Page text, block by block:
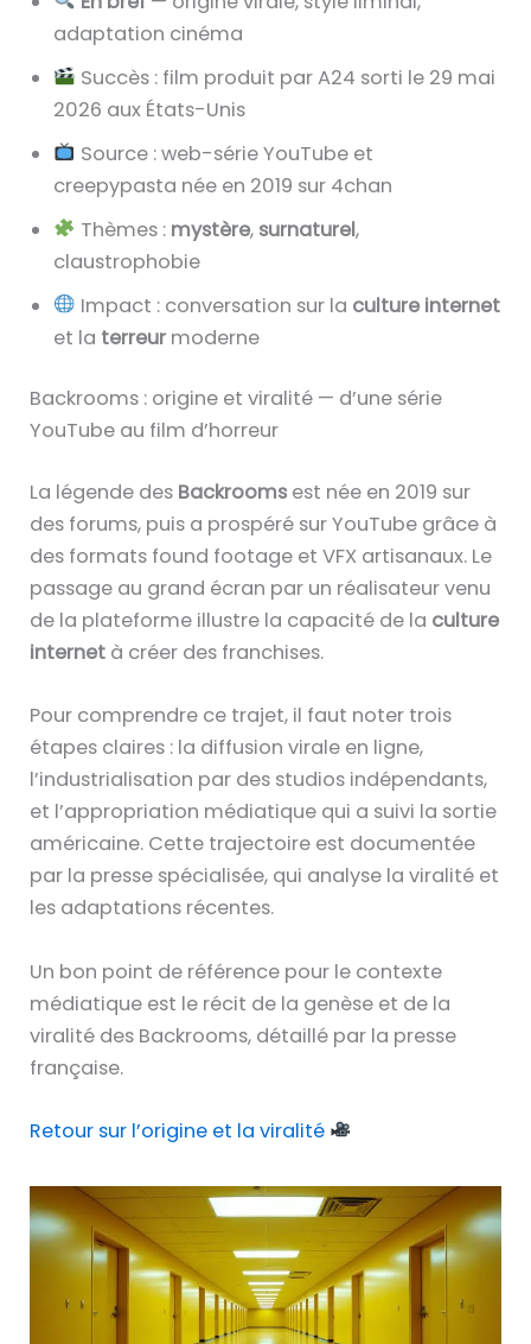
adaptation cinéma
Succès : film produit par A24 sorti le 29 mai
2026 aux États-Unis
Source : web-série YouTube et
creepypasta née en 2019 sur 4chan
Thèmes : mystère, surnaturel,
claustrophobie
Impact : conversation sur la culture internet
et la terreur moderne
Backrooms : origine et viralité — d’une série
YouTube au film d’horreur
La légende des Backrooms est née en 2019 sur
des forums, puis a prospéré sur YouTube grâce à
des formats found footage et VFX artisanaux. Le
passage au grand écran par un réalisateur venu
de la plateforme illustre la capacité de la culture
internet à créer des franchises.
Pour comprendre ce trajet, il faut noter trois
étapes claires : la diffusion virale en ligne,
l’industrialisation par des studios indépendants,
et l’appropriation médiatique qui a suivi la sortie
américaine. Cette trajectoire est documentée
par la presse spécialisée, qui analyse la viralité et
les adaptations récentes.
Un bon point de référence pour le contexte
médiatique est le récit de la genèse et de la
viralité des Backrooms, détaillé par la presse
française.
Retour sur l’origine et la viralité